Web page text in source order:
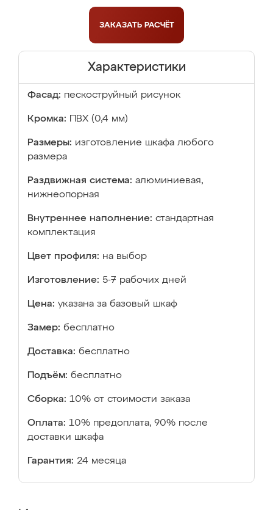
ЗАКАЗАТЬ РАСЧЁТ
Характеристики
Фасад: пескоструйный рисунок
Кромка: ПВХ (0,4 мм)
Размеры: изготовление шкафа любого
размера
Раздвижная система: алюминиевая,
нижнеопорная
Внутреннее наполнение: стандартная
комплектация
Цвет профиля: на выбор
Изготовление: 5-7 рабочих дней
Цена: указана за базовый шкаф
Замер: бесплатно
Доставка: бесплатно
Подъём: бесплатно
Сборка: 10% от стоимости заказа
Оплата: 10% предоплата, 90% после
доставки шкафа
Гарантия: 24 месяца